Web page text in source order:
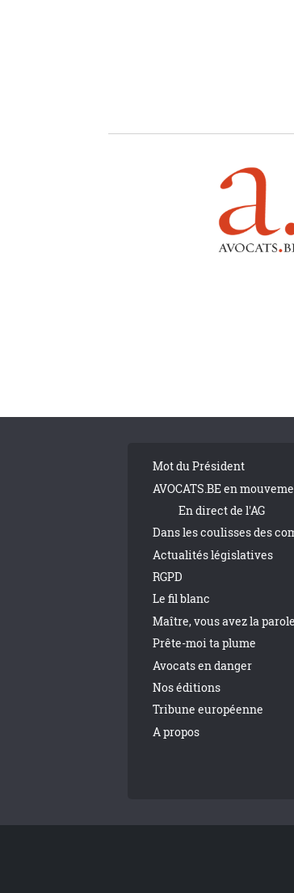
Tribune Footer
Mot du Président
AVOCATS.BE en
En direct de l'AG
Dans les coulisses des
Actualités législatives
RGPD
Le fil blanc
Maître, vous avez la parole
Prête-moi ta plume
Avocats en danger
Nos éditions
Tribune européenne
A propos